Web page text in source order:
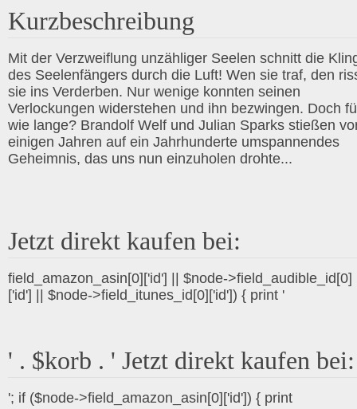
Kurzbeschreibung
Mit der Verzweiflung unzähliger Seelen schnitt die
des Seelenfängers durch die Luft! Wen sie traf, den
sie ins Verderben. Nur wenige konnten seinen
Verlockungen widerstehen und ihn bezwingen. Doch
wie lange? Brandolf Welf und Julian Sparks stießen
einigen Jahren auf ein Jahrhunderte umspannendes
Geheimnis, das uns nun einzuholen drohte...
Jetzt direkt kaufen bei:
field_amazon_asin[0]['id'] || $node->field_audible_id[0]
['id'] || $node->field_itunes_id[0]['id']) { print '
' . $korb . ' Jetzt direkt kaufen bei:
'; if ($node->field_amazon_asin[0]['id']) { print